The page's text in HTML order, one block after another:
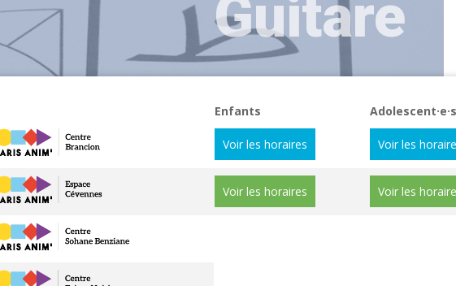
Guitare
Enfants Adolescent·e·s
Voir les horaires Voir les
Voir les horaires Voir les